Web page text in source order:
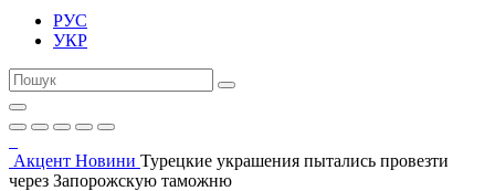
РУС
УКР
Акцент Новини Турецкие украшения пытались провезти
через Запорожскую таможню